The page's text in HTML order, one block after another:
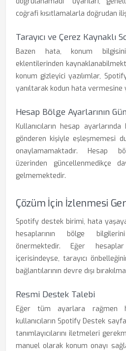
coğrafi kısıtlamalarla doğrudan
Tarayıcı ve Çerez Kaynaklı
Bazen hata, konum
eklentilerinden
konum gizleyici yazılımlar,
yanıltarak kodun hata vermesine
Hesap Bölge Ayarlarının
Kullanıcıların hesap
gönderen kişiyle eşleşmemesi
onaylamamaktadır. Hesap
üzerinden güncellenmedikçe
gelmemektedir.
Çözüm İçin İzlenmesi
Spotify destek birimi, hata
hesaplarının bölge
önermektedir. Eğer
içerisindeyse, tarayıcı
bağlantılarının devre dışı
Resmi Destek Talebi
Eğer tüm ayarlara rağmen
kullanıcıların Spotify Destek
tanımlayıcılarını iletmeleri
manuel olarak konum onayı